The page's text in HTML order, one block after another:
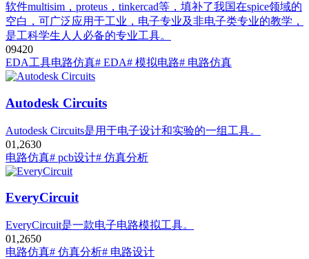
软件multisim，proteus，tinkercad等，填补了我国在spice领域的
空白，可广泛应用于工业，电子专业及非电子类专业的教学，
是工科学生人人必备的专业工具。
09420
EDA工具电路仿真# EDA# 模拟电路# 电路仿真
Autodesk Circuits
Autodesk Circuits是用于电子设计和实验的一组工具。
01,2630
电路仿真# pcb设计# 仿真分析
EveryCircuit
EveryCircuit是一款电子电路模拟工具。
01,2650
电路仿真# 仿真分析# 电路设计